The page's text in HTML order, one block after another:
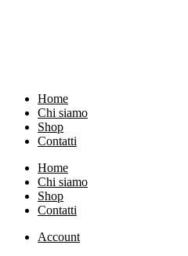
Home
Chi siamo
Shop
Contatti
Home
Chi siamo
Shop
Contatti
Account